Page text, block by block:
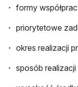
formy
priorytetowe
okres realizacji
sposób realizacji